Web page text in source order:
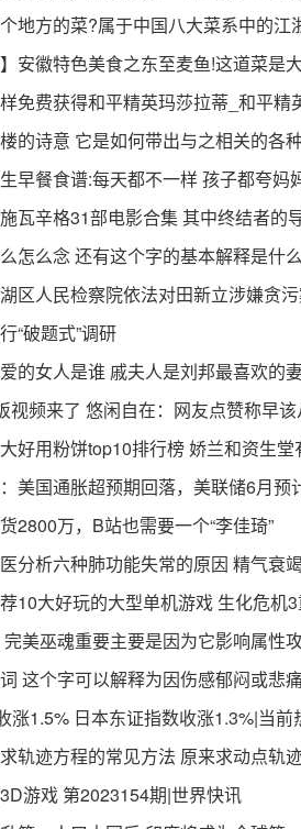
地方的菜?属于中国八大菜系中的江
】安徽特色美食之东至麦鱼!这道菜是
样免费获得和平精英玛莎拉蒂_和平
的诗意 它是如何带出与之相关的各
早餐食谱:每天都不一样 孩子都夸妈
瓦辛格31部电影合集 其中终结者的
怎么念 还有这个字的基本解释是什
区人民检察院依法对田新立涉嫌贪
“破题式”调研
的女人是谁 戚夫人是刘邦最喜欢的
视频来了 悠闲自在：网友点赞称早
好用粉饼top10排行榜 娇兰和资生
美国通胀超预期回落，美联储6月预
2800万，B站也需要一个“李佳琦”
分析六种肺功能失常的原因 精气衰
10大好玩的大型单机游戏 生化危机
美巫魂重要主要是因为它影响属性
这个字可以解释为因伤感郁闷或悲
涨1.5% 日本东证指数收涨1.3%|当前
轨迹方程的常见方法 原来求动点轨
游戏 第2023154期|世界快讯